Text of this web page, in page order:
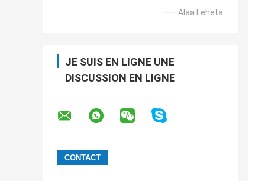
—— Alaa Leheta
JE SUIS EN LIGNE UNE
DISCUSSION EN LIGNE